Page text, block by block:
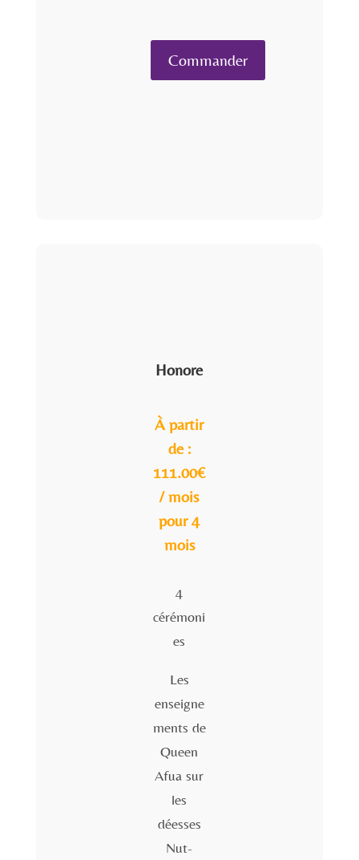
quantité
Commander
Honore
À partir
de :
111.00€
/ mois
pour 4
mois
4
cérémoni
es
Les
enseigne
ments de
Queen
Afua sur
les
déesses
Nut-